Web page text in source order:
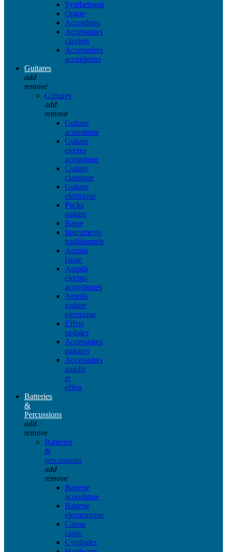
Synthetiseur
Orgue
Accordeon
Accessoires
claviers
Accessoires
accordeons
Guitares
add
remove
Guitares
add
remove
Guitare
acoustique
Guitare
electro
acoustique
Guitare
classique
Guitare
electrique
Packs
guitare
Basse
Instruments
traditionnels
Amplis
basse
Amplis
electro-
acoustiques
Amplis
guitare
electrique
Effets
pedales
Accessoires
guitares
Accessoires
amplis
et
effets
Batteries
&
Percussions
add
remove
Batteries
&
percussions
add
remove
Batterie
acoustique
Batterie
electronique
Caisse
claire
Cymbales